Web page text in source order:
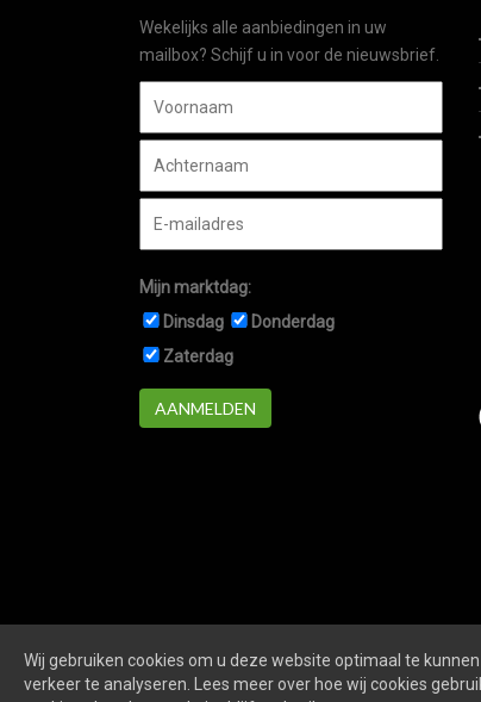
Wekelijks alle aanbiedingen in uw
mailbox? Schijf u in voor de nieuwsbrief.
Mijn marktdag:
Dinsdag
Donderdag
Zaterdag
AANMELDEN
Marktennieuwegein.nlis een website vanDe
Wij gebruiken cookies om u deze website optimaal te
verkeer te analyseren. Lees meer over hoe wij cookies